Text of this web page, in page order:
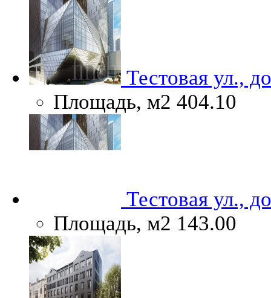
Тестовая ул.,
Площадь, м2 404.10
Тестовая ул.,
Площадь, м2 143.00